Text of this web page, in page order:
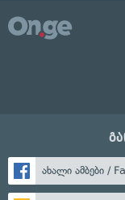
ახალი ამბები /